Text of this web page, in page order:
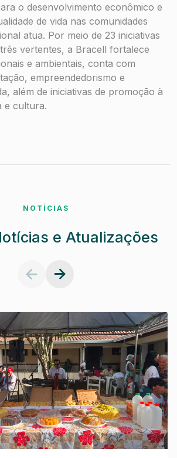
o desenvolvimento econômico e
de vida nas comunidades
atua. Por meio de 23 iniciativas
vertentes, a Bracell fortalece
e ambientais, conta com
empreendedorismo e
além de iniciativas de promoção à
e cultura.
NOTÍCIAS
e Atualizações